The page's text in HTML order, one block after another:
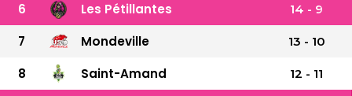
6 Les Pétillantes 14 - 9
7 Mondeville 13 - 10
8 Saint-Amand 12 - 11